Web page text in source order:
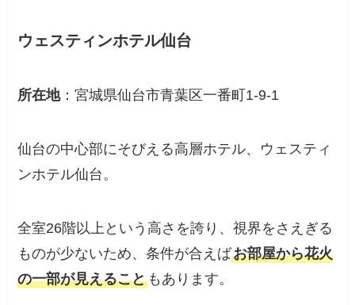
ウェスティンホテル仙台
所在地：宮城県仙台市青葉区一番町1-9-1
仙台の中心部にそびえる高層ホテル、ウェスティ
ンホテル仙台。
全室26階以上という高さを誇り、視界をさえぎる
ものが少ないため、条件が合えばお部屋から花火
の一部が見えること もあります。